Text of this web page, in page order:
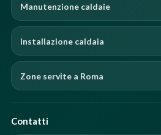
Manutenzione caldaie
Installazione caldaia
Zone servite a Roma
Contatti